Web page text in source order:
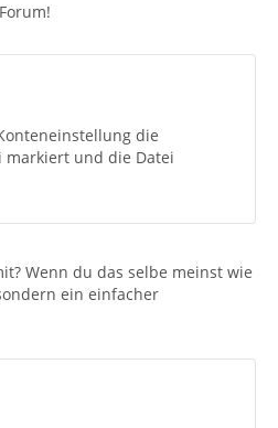
die
markiert und die Datei
Wenn du das selbe meinst wie
ein einfacher